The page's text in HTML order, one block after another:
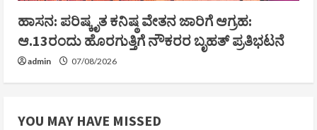
ಹಾಸನ: ಪರಿಷ್ಕೃತ ಕನಿಷ್ಠ ವೇತನ ಜಾರಿಗೆ ಆಗ್ರಹ:
ಆ.13ರಂದು ಹೊರಗುತ್ತಿಗೆ ನೌಕರರ ಬೃಹತ್ ಪ್ರತಿಭಟನೆ
admin 07/08/2026
YOU MAY HAVE MISSED